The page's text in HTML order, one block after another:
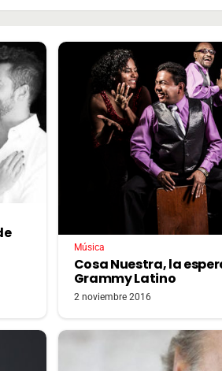
Música
Cosa Nuestra, la
Grammy Latino
2 noviembre 2016